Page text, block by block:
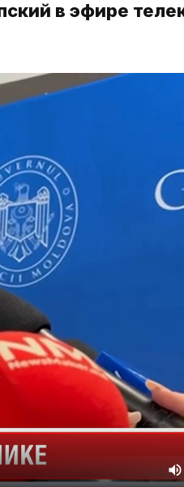
в эфире